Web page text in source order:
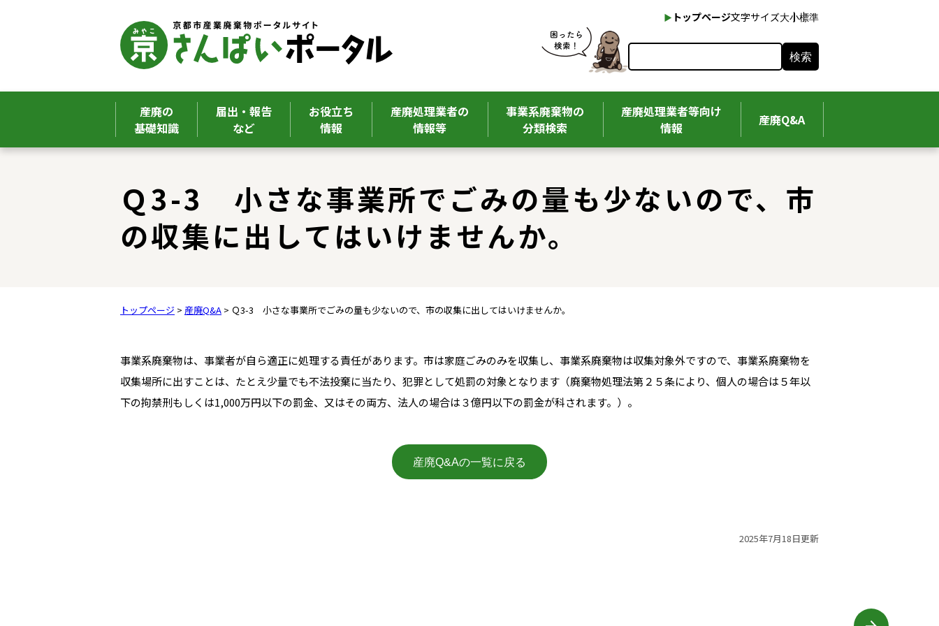
本文へ
トップページ文字サイズ大小標準
検索
産廃の
基礎知識
届出・報告
など
お役立ち
情報
産廃処理業者の
情報等
事業系廃棄物の
分類検索
産廃処理業者等向け
情報
産廃Q&A
Ｑ3-3 小さな事業所でごみの量も少ないので、市
の収集に出してはいけませんか。
トップページ > 産廃Q&A > Ｑ3-3 小さな事業所でごみの量も少ないので、市の収集に出してはいけませんか。
事業系廃棄物は、事業者が自ら適正に処理する責任があります。市は家庭ごみのみを収集し、事業系廃棄物は収集対象外ですので、事業系廃棄物を
収集場所に出すことは、たとえ少量でも不法投棄に当たり、犯罪として処罰の対象となります（廃棄物処理法第２５条により、個人の場合は５年以
下の拘禁刑もしくは1,000万円以下の罰金、又はその両方、法人の場合は３億円以下の罰金が科されます。）。
産廃Q&Aの一覧に戻る
2025年7月18日更新